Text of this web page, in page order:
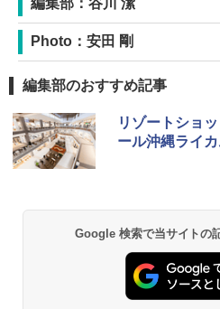
GRANDOOR
DEWEL パラ
ラソル ガーデ
防水 UVカッ
Photo：安田 剛
編集部のおすすめ記事
リゾートショ
ール沖縄ライ
Google 検索で当サイトの